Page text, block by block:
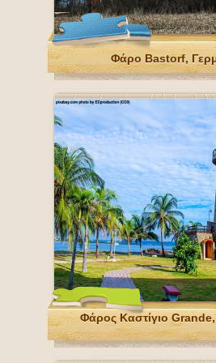
Φάρο Bastorf,
Φάρος Καστίγιο